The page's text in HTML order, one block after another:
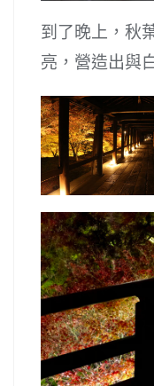
到了晚上，秋
亮，營造出與